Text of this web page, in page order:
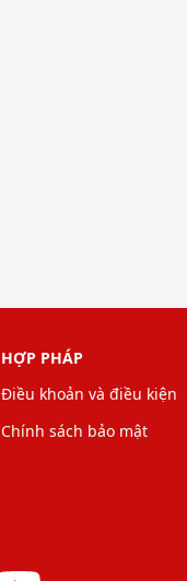
HỢP PHÁP
Điều khoản và điều kiện
Chính sách bảo mật